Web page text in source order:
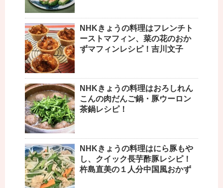
NHKきょうの料理はフレンチト
ーストマフィン、菜の花のおか
ずマフィンレシピ！吉川文子
NHKきょうの料理はおろしれん
こんの肉だんご鍋・豚ウーロン
茶鍋レシピ！
NHKきょうの料理はにら豚もや
し、クイック長芋酢豚レシピ！
杵島直美の１人分中国風おかず